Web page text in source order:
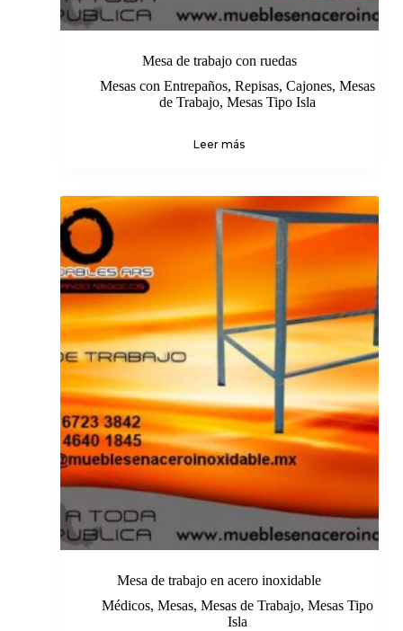
Mesa de trabajo con ruedas
Mesas con Entrepaños, Repisas, Cajones, Mesas
de Trabajo, Mesas Tipo Isla
Leer más
Mesa de trabajo en acero inoxidable
Médicos, Mesas, Mesas de Trabajo, Mesas Tipo
Isla